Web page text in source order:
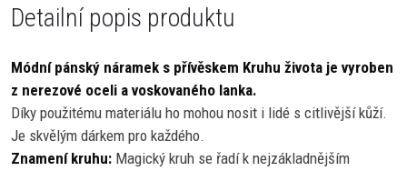
Detailní popis produktu
Módní pánský náramek s přívěskem Kruhu života je vyroben
z nerezové oceli a voskovaného lanka.
Díky použitému materiálu ho mohou nosit i lidé s citlivější kůží.
Je skvělým dárkem pro každého.
Znamení kruhu: Magický kruh se řadí k nejzákladnějším